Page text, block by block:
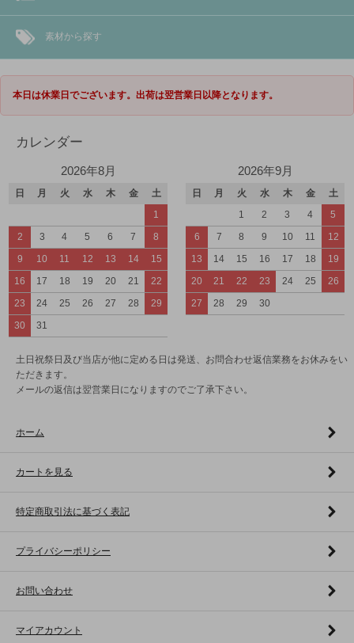
素材から探す
本日は休業日でございます。出荷は翌営業日以降となります。
カレンダー
2026年8月
日 月 火 水 木 金
土
1
2
3 4 5 6 7
8
9
10 11 12 13 14
15
16
17 18 19 20 21
22
23
24 25 26 27 28
29
30
31
2026年9月
日 月 火 水 木 金
土
1
2 3 4
5
6
7 8 9 10 11
12
13
14 15 16 17 18
19
20
21 22 23 24 25
26
27
28 29 30
土日祝祭日及び当店が他に定める日は発送、お問合わせ返信業務をお休みをい
ただきます。
メールの返信は翌営業日になりますのでご了承下さい。
ホーム
カートを見る
特定商取引法に基づく表記
プライバシーポリシー
お問い合わせ
マイアカウント